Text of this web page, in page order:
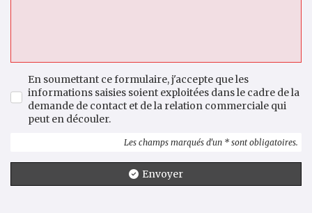
En soumettant ce formulaire, j'accepte que les
informations saisies soient exploitées dans le cadre de la
demande de contact et de la relation commerciale qui
peut en découler.
Les champs marqués d'un * sont obligatoires.
Envoyer